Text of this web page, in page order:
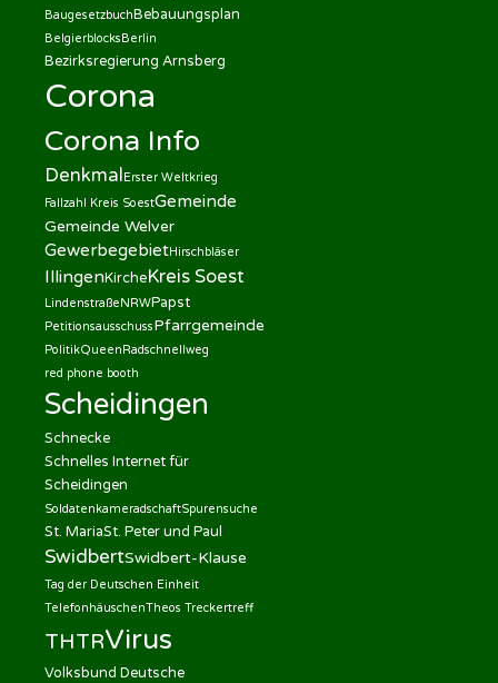
BaugesetzbuchBebauungsplan
BelgierblocksBerlin
Bezirksregierung Arnsberg
Corona
Corona Info
DenkmalErster Weltkrieg
Fallzahl Kreis SoestGemeinde
Gemeinde Welver
GewerbegebietHirschbläser
IllingenKircheKreis Soest
LindenstraßeNRWPapst
PetitionsausschussPfarrgemeinde
PolitikQueenRadschnellweg
red phone booth
Scheidingen
Schnecke
Schnelles Internet für
Scheidingen
SoldatenkameradschaftSpurensuche
St. MariaSt. Peter und Paul
SwidbertSwidbert-Klause
Tag der Deutschen Einheit
TelefonhäuschenTheos Treckertreff
THTRVirus
Volksbund Deutsche